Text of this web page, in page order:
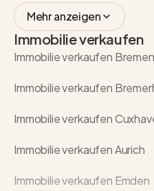
Mehr anzeigen
Immobilie verkaufen
Immobilie verkaufen Bremen
Immobilie verkaufen
Immobilie verkaufen
Immobilie verkaufen Aurich
Immobilie verkaufen Emden